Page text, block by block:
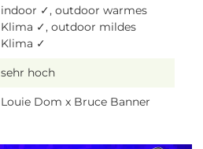
indoor ✓, outdoor warmes
Klima ✓, outdoor mildes
Klima ✓
sehr hoch
Louie Dom x Bruce Banner